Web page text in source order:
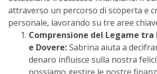
attraverso un percorso di scoperta e
personale, lavorando su tre aree
Comprensione del Legame tra
e Dovere:Sabrina aiuta a
denaro influisce sulla nostra
possiamo gestire le nostre